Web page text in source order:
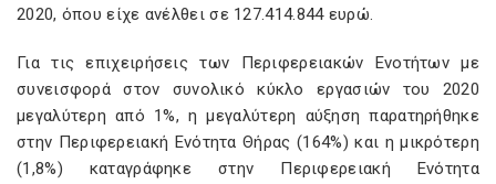
2020, όπου είχε ανέλθει σε 127.414.844 ευρώ.
Για τις επιχειρήσεις των Περιφερειακών Ενοτήτων με
συνεισφορά στον συνολικό κύκλο εργασιών του 2020
μεγαλύτερη από 1%, η μεγαλύτερη αύξηση παρατηρήθηκε
στην Περιφερειακή Ενότητα Θήρας (164%) και η μικρότερη
(1,8%) καταγράφηκε στην Περιφερειακή Ενότητα